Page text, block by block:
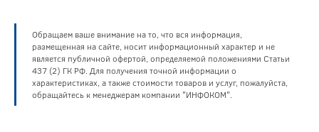
Обращаем ваше внимание на то, что вся информация,
размещенная на сайте, носит информационный характер и не
является публичной офертой, определяемой положениями Статьи
437 (2) ГК РФ. Для получения точной информации о
характеристиках, а также стоимости товаров и услуг, пожалуйста,
обращайтесь к менеджерам компании "ИНФОКОМ".